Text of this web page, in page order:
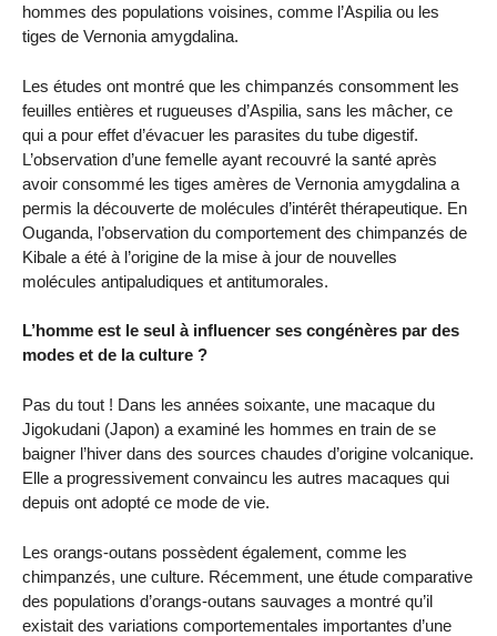
hommes des populations voisines, comme l’Aspilia ou les
tiges de Vernonia amygdalina.
Les études ont montré que les chimpanzés consomment les
feuilles entières et rugueuses d’Aspilia, sans les mâcher, ce
qui a pour effet d’évacuer les parasites du tube digestif.
L’observation d’une femelle ayant recouvré la santé après
avoir consommé les tiges amères de Vernonia amygdalina a
permis la découverte de molécules d’intérêt thérapeutique. En
Ouganda, l’observation du comportement des chimpanzés de
Kibale a été à l’origine de la mise à jour de nouvelles
molécules antipaludiques et antitumorales.
L’homme est le seul à influencer ses congénères par des
modes et de la culture ?
Pas du tout ! Dans les années soixante, une macaque du
Jigokudani (Japon) a examiné les hommes en train de se
baigner l’hiver dans des sources chaudes d’origine volcanique.
Elle a progressivement convaincu les autres macaques qui
depuis ont adopté ce mode de vie.
Les orangs-outans possèdent également, comme les
chimpanzés, une culture. Récemment, une étude comparative
des populations d’orangs-outans sauvages a montré qu’il
existait des variations comportementales importantes d’une